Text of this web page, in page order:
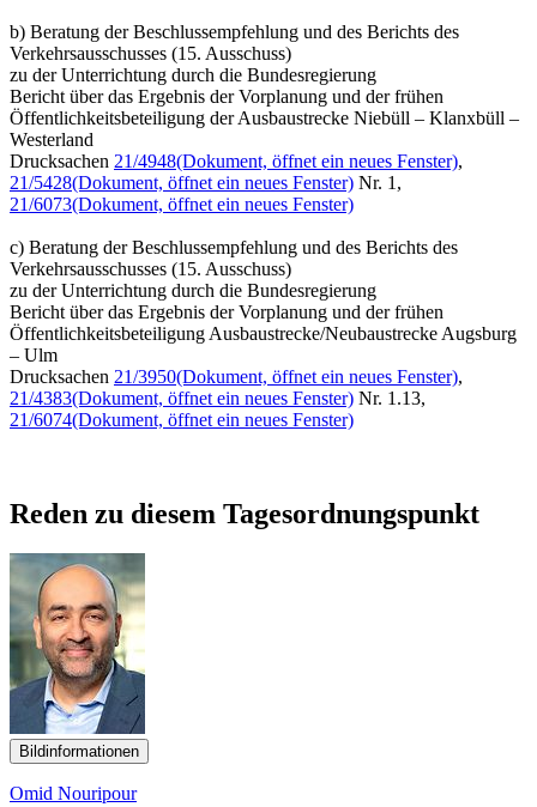
b) Beratung der Beschlussempfehlung und des Berichts des
Verkehrsausschusses (15. Ausschuss)
zu der Unterrichtung durch die Bundesregierung
Bericht über das Ergebnis der Vorplanung und der frühen
Öffentlichkeitsbeteiligung der Ausbaustrecke Niebüll – Klanxbüll –
Westerland
Drucksachen 21/4948(Dokument, öffnet ein neues Fenster),
21/5428(Dokument, öffnet ein neues Fenster) Nr. 1,
21/6073(Dokument, öffnet ein neues Fenster)
c) Beratung der Beschlussempfehlung und des Berichts des
Verkehrsausschusses (15. Ausschuss)
zu der Unterrichtung durch die Bundesregierung
Bericht über das Ergebnis der Vorplanung und der frühen
Öffentlichkeitsbeteiligung Ausbaustrecke/Neubaustrecke Augsburg
– Ulm
Drucksachen 21/3950(Dokument, öffnet ein neues Fenster),
21/4383(Dokument, öffnet ein neues Fenster) Nr. 1.13,
21/6074(Dokument, öffnet ein neues Fenster)
Reden zu diesem Tagesordnungspunkt
Bildinformationen
Omid Nouripour